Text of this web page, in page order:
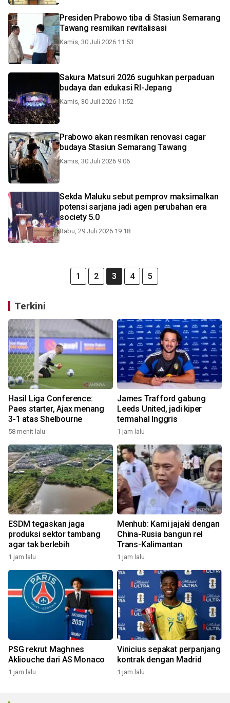
Presiden Prabowo tiba di Stasiun Semarang
Tawang resmikan revitalisasi
Kamis, 30 Juli 2026 11:53
Sakura Matsuri 2026 suguhkan perpaduan
budaya dan edukasi RI-Jepang
Kamis, 30 Juli 2026 11:52
Prabowo akan resmikan renovasi cagar
budaya Stasiun Semarang Tawang
Kamis, 30 Juli 2026 9:06
Sekda Maluku sebut pemprov maksimalkan
potensi sarjana jadi agen perubahan era
society 5.0
Rabu, 29 Juli 2026 19:18
1 2 3 4 5
Terkini
Hasil Liga Conference:
Paes starter, Ajax menang
3-1 atas Shelbourne
58 menit lalu
James Trafford gabung
Leeds United, jadi kiper
termahal Inggris
1 jam lalu
ESDM tegaskan jaga
produksi sektor tambang
agar tak berlebih
1 jam lalu
Menhub: Kami jajaki dengan
China-Rusia bangun rel
Trans-Kalimantan
1 jam lalu
PSG rekrut Maghnes
Akliouche dari AS Monaco
1 jam lalu
Vinicius sepakat perpanjang
kontrak dengan Madrid
1 jam lalu